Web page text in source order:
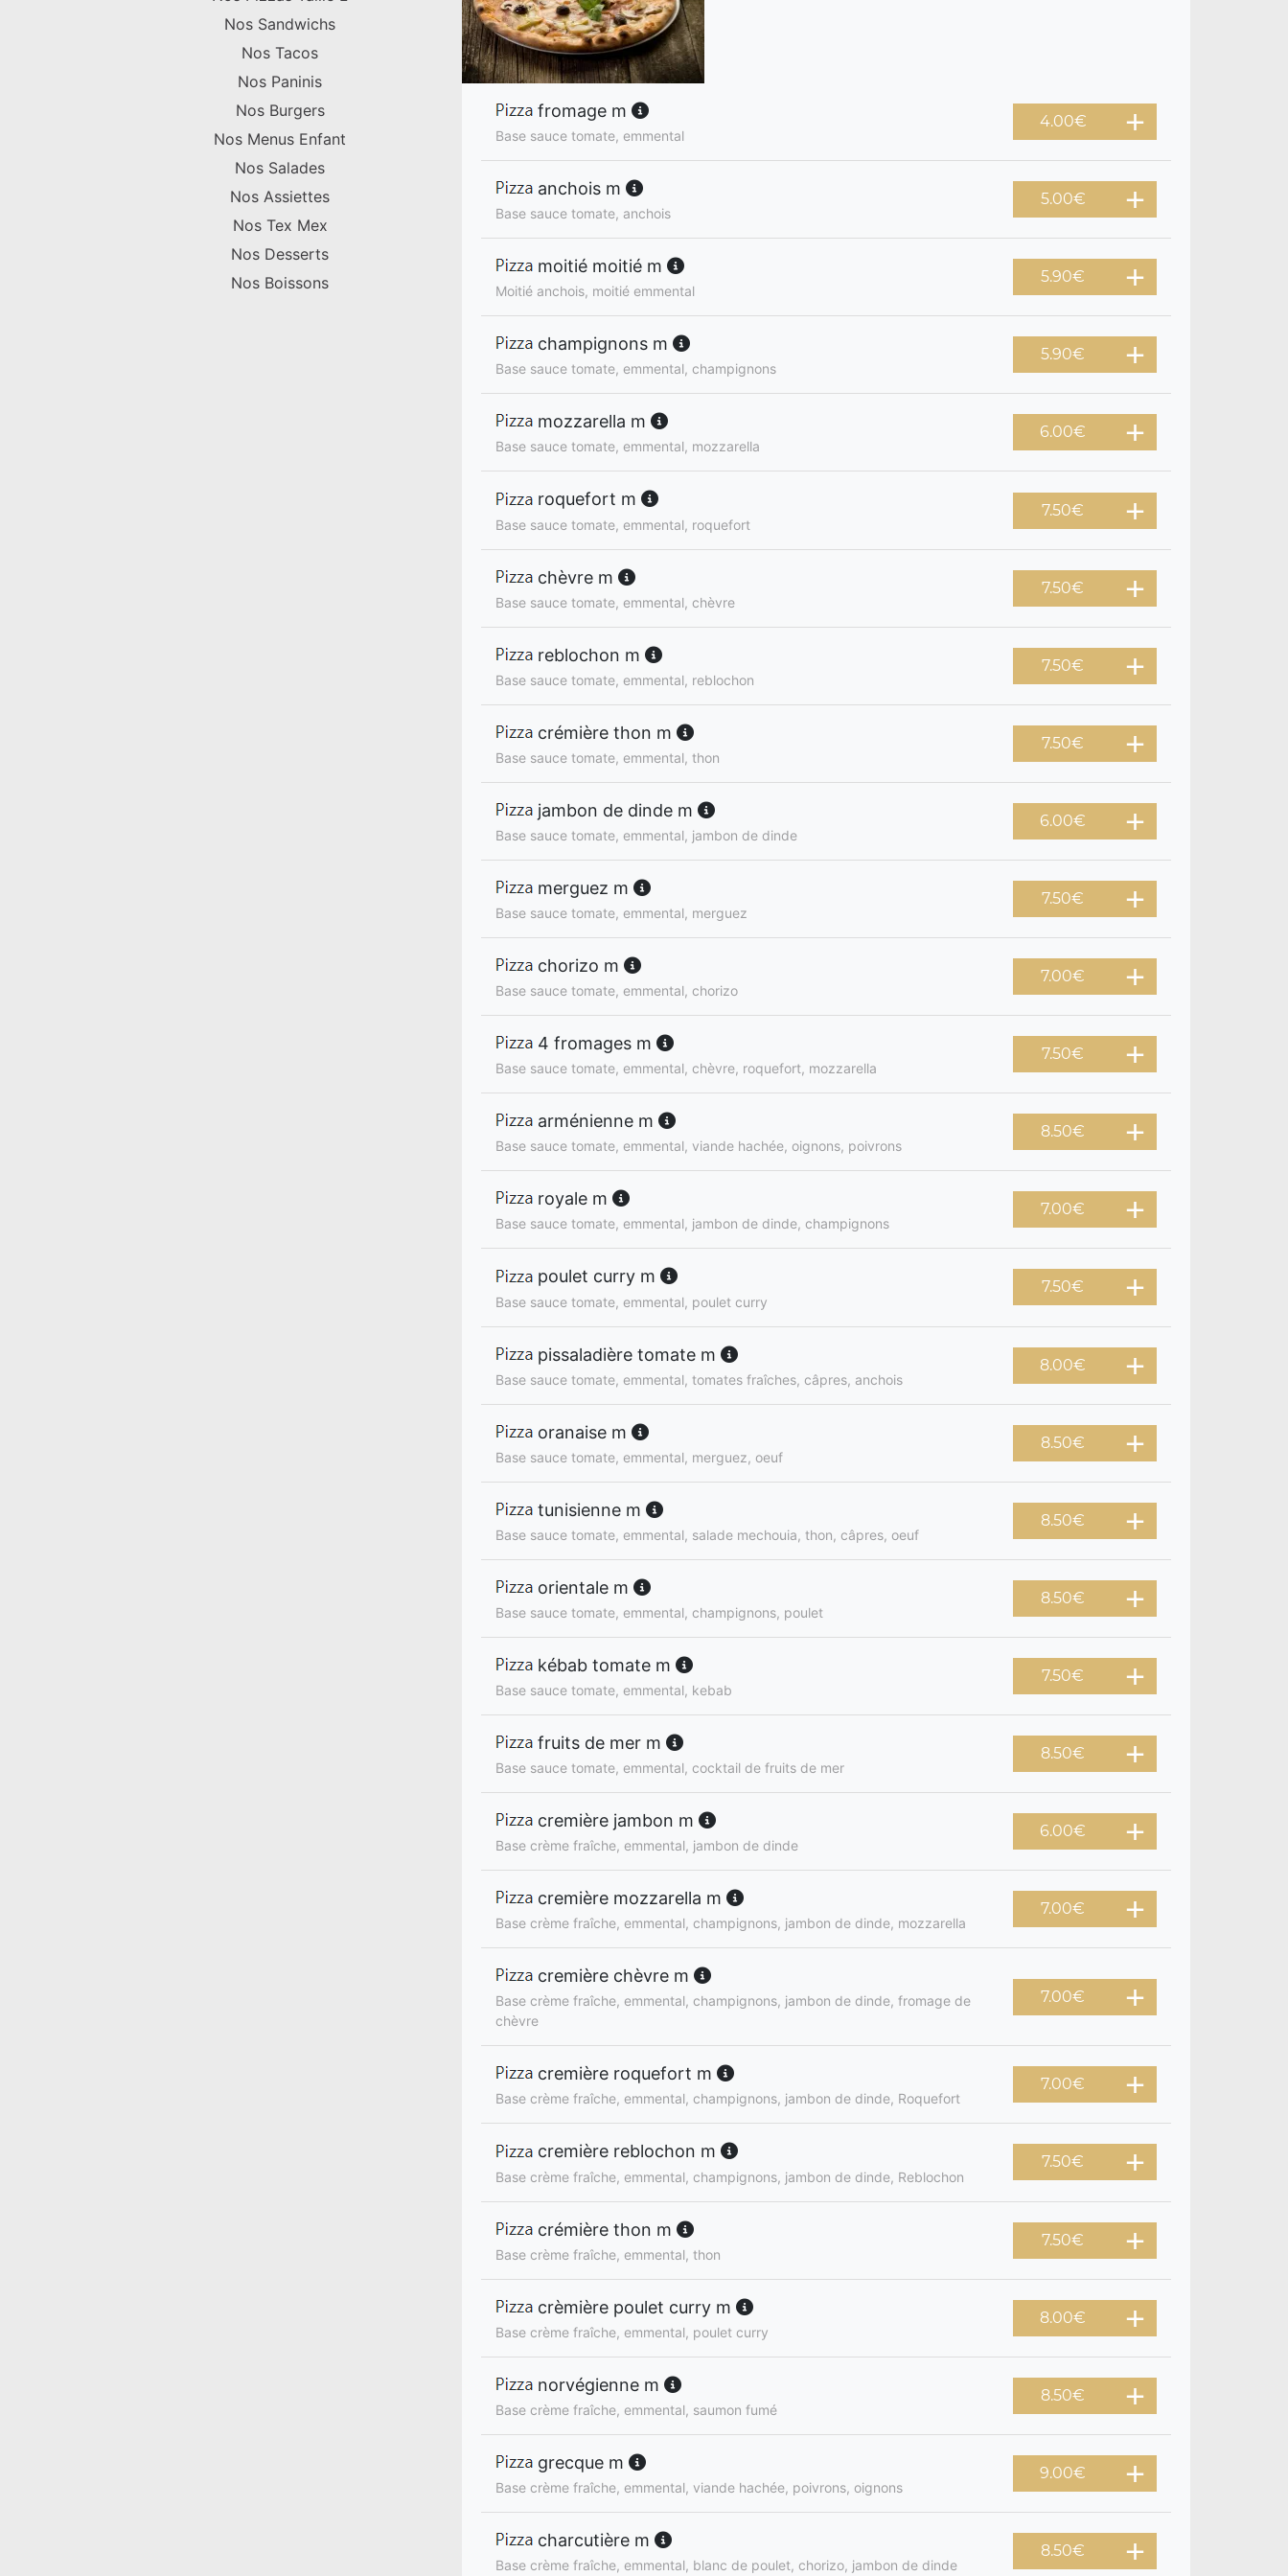
Nos Sandwichs
Nos Tacos
Nos Paninis
Nos Burgers
Nos Menus Enfant
Nos Salades
Nos Assiettes
Nos Tex Mex
Nos Desserts
Nos Boissons
fromage m
Base sauce tomate, emmental
4.00€
anchois m
Base sauce tomate, anchois
5.00€
moitié moitié m
Moitié anchois, moitié emmental
5.90€
champignons m
Base sauce tomate, emmental, champignons
5.90€
mozzarella m
Base sauce tomate, emmental, mozzarella
6.00€
roquefort m
Base sauce tomate, emmental, roquefort
7.50€
chèvre m
Base sauce tomate, emmental, chèvre
7.50€
reblochon m
Base sauce tomate, emmental, reblochon
7.50€
crémière thon m
Base sauce tomate, emmental, thon
7.50€
jambon de dinde m
Base sauce tomate, emmental, jambon de dinde
6.00€
merguez m
Base sauce tomate, emmental, merguez
7.50€
chorizo m
Base sauce tomate, emmental, chorizo
7.00€
4 fromages m
Base sauce tomate, emmental, chèvre, roquefort, mozzarella
7.50€
arménienne m
Base sauce tomate, emmental, viande hachée, oignons, poivrons
8.50€
royale m
Base sauce tomate, emmental, jambon de dinde, champignons
7.00€
poulet curry m
Base sauce tomate, emmental, poulet curry
7.50€
pissaladière tomate m
Base sauce tomate, emmental, tomates fraîches, câpres, anchois
8.00€
oranaise m
Base sauce tomate, emmental, merguez, oeuf
8.50€
tunisienne m
Base sauce tomate, emmental, salade mechouia, thon, câpres, oeuf
8.50€
orientale m
Base sauce tomate, emmental, champignons, poulet
8.50€
kébab tomate m
Base sauce tomate, emmental, kebab
7.50€
fruits de mer m
Base sauce tomate, emmental, cocktail de fruits de mer
8.50€
cremière jambon m
Base crème fraîche, emmental, jambon de dinde
6.00€
cremière mozzarella m
Base crème fraîche, emmental, champignons, jambon de dinde, mozzarella
7.00€
cremière chèvre m
Base crème fraîche, emmental, champignons, jambon de dinde, fromage de
chèvre
7.00€
cremière roquefort m
Base crème fraîche, emmental, champignons, jambon de dinde, Roquefort
7.00€
cremière reblochon m
Base crème fraîche, emmental, champignons, jambon de dinde, Reblochon
7.50€
crémière thon m
Base crème fraîche, emmental, thon
7.50€
crèmière poulet curry m
Base crème fraîche, emmental, poulet curry
8.00€
norvégienne m
Base crème fraîche, emmental, saumon fumé
8.50€
grecque m
Base crème fraîche, emmental, viande hachée, poivrons, oignons
9.00€
charcutière m
Base crème fraîche, emmental, blanc de poulet, chorizo, jambon de dinde
8.50€